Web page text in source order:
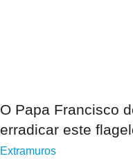
O Papa Francisco
erradicar este
Extramuros